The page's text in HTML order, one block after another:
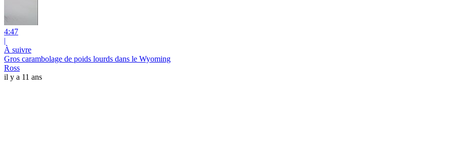
4:47
|
À suivre
Gros carambolage de poids lourds dans le Wyoming
Ross
il y a 11 ans